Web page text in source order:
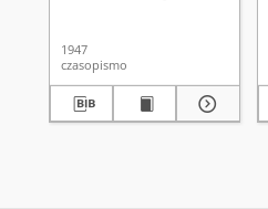
1947
czasopismo